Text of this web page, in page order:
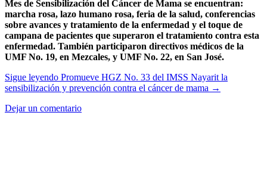
Mes de Sensibilización del Cáncer de Mama se encuentran:
marcha rosa, lazo humano rosa, feria de la salud, conferencias
sobre avances y tratamiento de la enfermedad y el toque de
campana de pacientes que superaron el tratamiento contra esta
enfermedad. También participaron directivos médicos de la
UMF No. 19, en Mezcales, y UMF No. 22, en San José.
Sigue leyendo Promueve HGZ No. 33 del IMSS Nayarit la
sensibilización y prevención contra el cáncer de mama →
Dejar un comentario